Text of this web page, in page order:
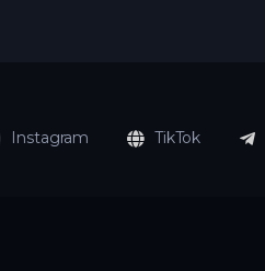
Instagram TikTok